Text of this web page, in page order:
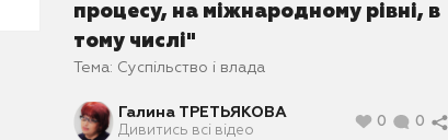
процесу, на міжнародному рівні, в
тому числі"
Тема: Суспільство і влада
Галина ТРЕТЬЯКОВА
Дивитись всі відео
0 0